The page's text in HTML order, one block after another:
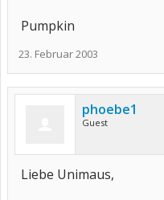
Pumpkin
23. Februar 2003
phoebe1
Guest
Liebe Unimaus,